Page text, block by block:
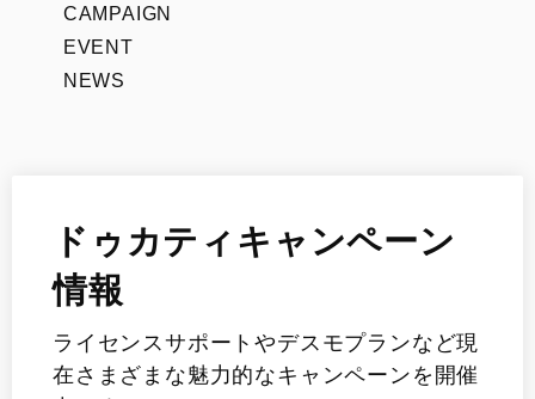
CAMPAIGN
EVENT
NEWS
ドゥカティキャンペーン
情報
ライセンスサポートやデスモプランなど現
在さまざまな魅力的なキャンペーンを開催